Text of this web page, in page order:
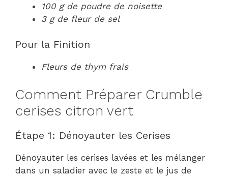
100 g de poudre de noisette
3 g de fleur de sel
Pour la Finition
Fleurs de thym frais
Comment Préparer Crumble
cerises citron vert
Étape 1: Dénoyauter les Cerises
Dénoyauter les cerises lavées et les mélanger
dans un saladier avec le zeste et le jus de